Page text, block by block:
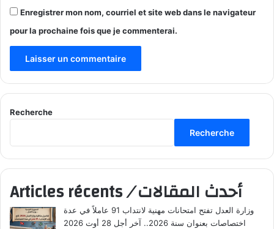
Enregistrer mon nom, courriel et site web dans le navigateur
pour la prochaine fois que je commenterai.
Recherche
Recherche
Articles récents/أحدث المقالات
وزارة العدل تفتح امتحانات مهنية لانتداب 91 عاملاً في عدة
اختصاصات بعنوان سنة 2026.. آخر أجل 28 أوت 2026